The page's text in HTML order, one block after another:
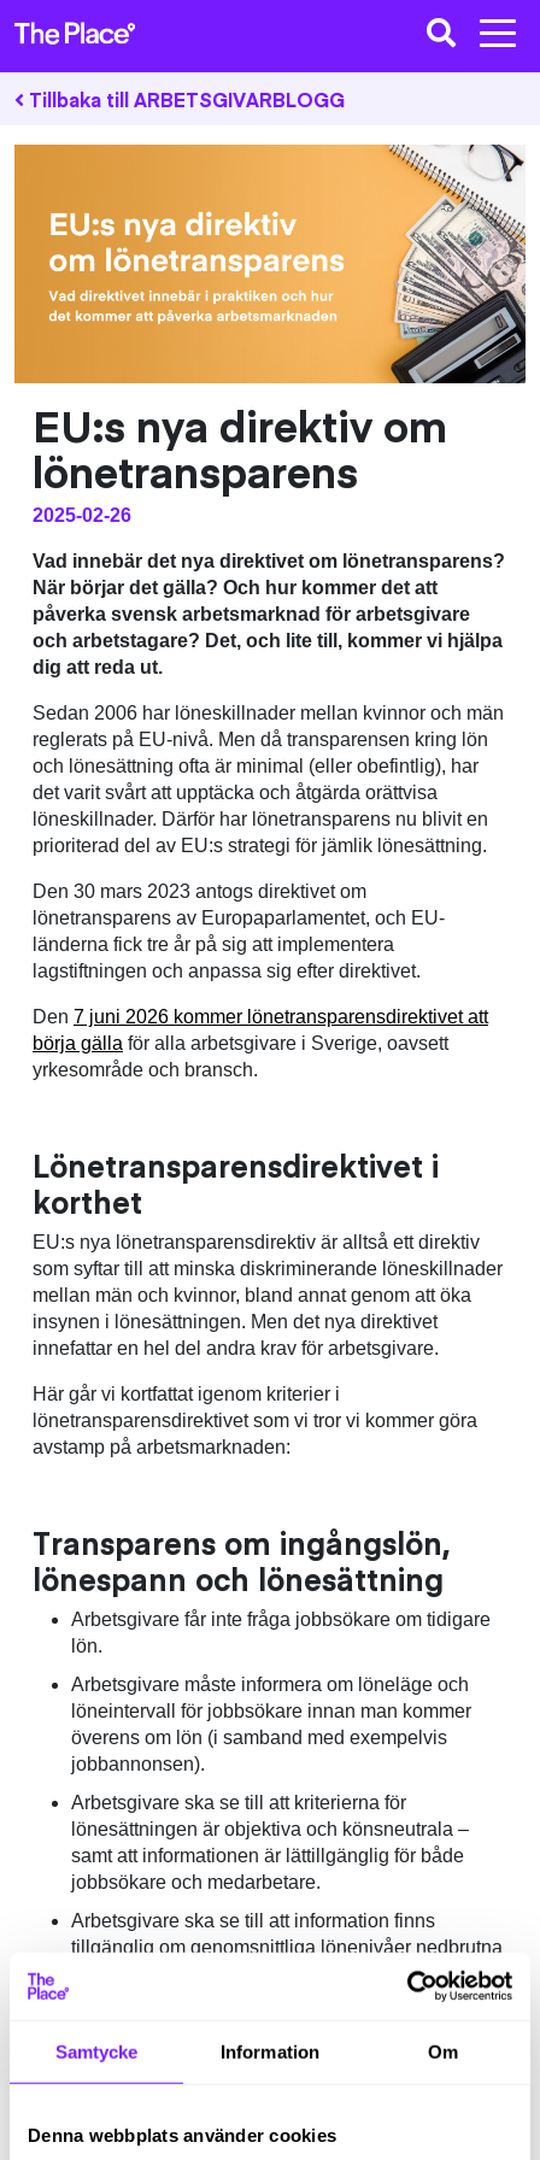
Samtycke Information Om
Denna webbplats använder cookies
Tillbaka till ARBETSGIVARBLOGG
EU:s nya direktiv om
lönetransparens
2025-02-26
Vad innebär det nya direktivet om lönetransparens?
När börjar det gälla? Och hur kommer det att
påverka svensk arbetsmarknad för arbetsgivare
och arbetstagare? Det, och lite till, kommer vi hjälpa
dig att reda ut.
Sedan 2006 har löneskillnader mellan kvinnor och män
reglerats på EU-nivå. Men då transparensen kring lön
och lönesättning ofta är minimal (eller obefintlig), har
det varit svårt att upptäcka och åtgärda orättvisa
löneskillnader. Därför har lönetransparens nu blivit en
prioriterad del av EU:s strategi för jämlik lönesättning.
Den 30 mars 2023 antogs direktivet om
lönetransparens av Europaparlamentet, och EU-
länderna fick tre år på sig att implementera
lagstiftningen och anpassa sig efter direktivet.
Den 7 juni 2026 kommer lönetransparensdirektivet att
börja gälla för alla arbetsgivare i Sverige, oavsett
yrkesområde och bransch.
Lönetransparensdirektivet i
korthet
EU:s nya lönetransparensdirektiv är alltså ett direktiv
som syftar till att minska diskriminerande löneskillnader
mellan män och kvinnor, bland annat genom att öka
insynen i lönesättningen. Men det nya direktivet
innefattar en hel del andra krav för arbetsgivare.
Här går vi kortfattat igenom kriterier i
lönetransparensdirektivet som vi tror vi kommer göra
avstamp på arbetsmarknaden:
Transparens om ingångslön,
lönespann och lönesättning
Arbetsgivare får inte fråga jobbsökare om tidigare
lön.
Arbetsgivare måste informera om löneläge och
löneintervall för jobbsökare innan man kommer
överens om lön (i samband med exempelvis
jobbannonsen).
Arbetsgivare ska se till att kriterierna för
lönesättningen är objektiva och könsneutrala –
samt att informationen är lättillgänglig för både
jobbsökare och medarbetare.
Arbetsgivare ska se till att information finns
tillgänglig om genomsnittliga lönenivåer nedbrutna
Bevisbördan överförs alltså från medarbetare till